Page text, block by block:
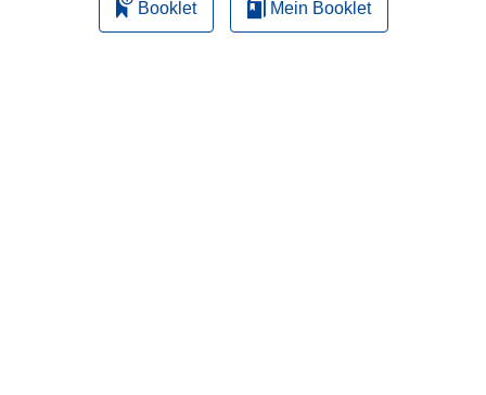
Booklet Mein Booklet